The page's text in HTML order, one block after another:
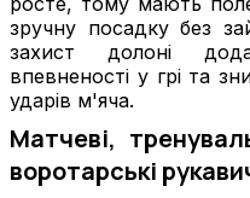
зручну посадку без
захист долоні
впевненості у грі та
ударів м'яча.
Матчеві,
воротарські